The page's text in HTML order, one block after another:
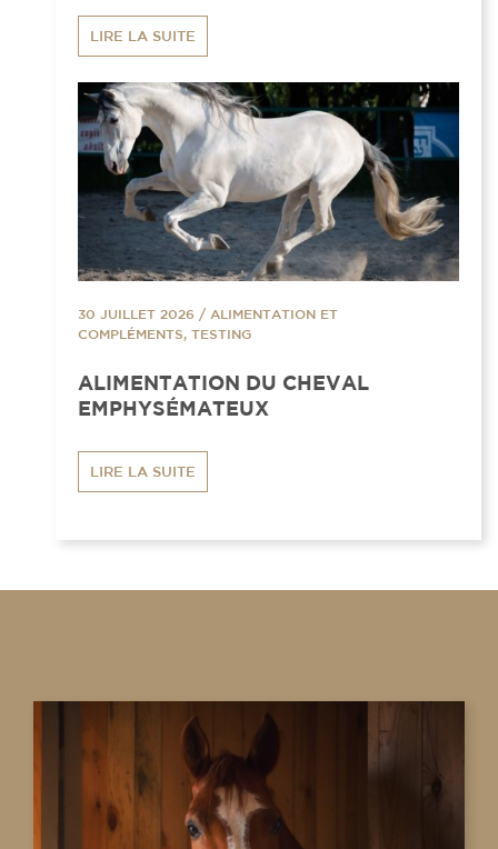
LIRE LA SUITE
30 JUILLET 2026 / ALIMENTATION ET
COMPLÉMENTS, TESTING
ALIMENTATION DU CHEVAL
EMPHYSÉMATEUX
LIRE LA SUITE